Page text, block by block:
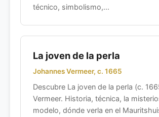
técnico, simbolismo,...
La joven de la perla
Johannes Vermeer, c. 1665
Descubre La joven de la perla (c.
Vermeer. Historia, técnica, la
modelo, dónde verla en el